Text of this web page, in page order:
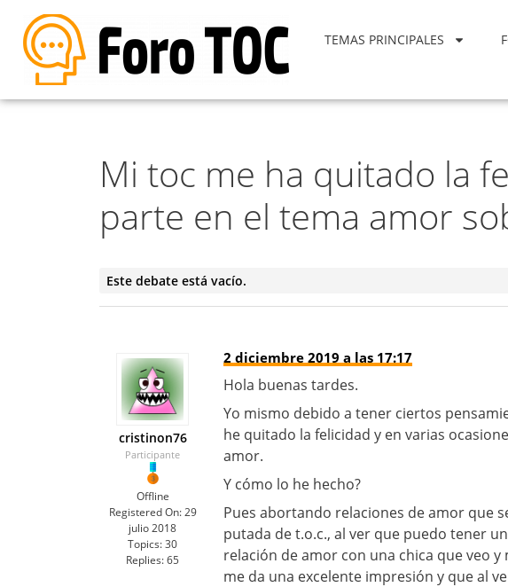
TEMAS PRINCIPALES
Mi toc me ha quitado la
parte en el tema amor
Este debate está vacío.
cristinon76
Participante
Offline
Registered On: 29
julio 2018
Topics:30
Replies:65
2 diciembre 2019 a las 17:17
Hola buenas tardes.
Yo mismo debido a tener ciertos
he quitado la felicidad y en varias
amor.
Y cómo lo he hecho?
Pues abortando relaciones de amor que
putada de t.o.c., al ver que puedo tener
relación de amor con una chica que veo
me da una excelente impresión y que al